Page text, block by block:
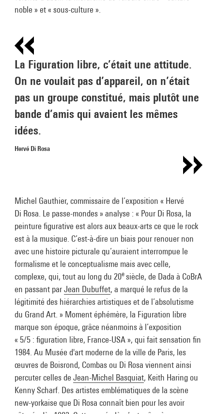
noble » et « sous-culture ».
La Figuration libre, c’était une attitude.
On ne voulait pas d’appareil, on n’était
pas un groupe constitué, mais plutôt une
bande d’amis qui avaient les mêmes
idées.
Hervé Di Rosa
Michel Gauthier, commissaire de l’exposition « Hervé
Di Rosa. Le passe-mondes » analyse : « Pour Di Rosa, la
peinture figurative est alors aux beaux-arts ce que le rock
est à la musique. C’est-à-dire un biais pour renouer non
avec une histoire picturale qu’auraient interrompue le
formalisme et le conceptualisme mais avec celle,
complexe, qui, tout au long du 20esiècle, de Dada à CoBrA
en passant parJean Dubuffet, a marqué le refus de la
légitimité des hiérarchies artistiques et de l’absolutisme
du Grand Art. » Moment éphémère, la Figuration libre
marque son époque, grâce néanmoins à l’exposition
« 5/5 : figuration libre, France-USA », qui fait sensation fin
1984. Au Musée d'art moderne de la ville de Paris, les
œuvres de Boisrond, Combas ou Di Rosa viennent ainsi
percuter celles de Jean-Michel Basquiat, Keith Haring ou
Kenny Scharf. Des artistes emblématiques de la scène
new-yorkaise que Di Rosa connaît bien pour les avoir